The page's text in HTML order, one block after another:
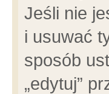
Jeśli nie
i usuwać
sposób
„edytuj”